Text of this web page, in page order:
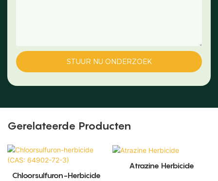
STUUR NU ONDERZOEK
Gerelateerde Producten
Chloorsulfuron-Herbicide
Atrazine Herbicide